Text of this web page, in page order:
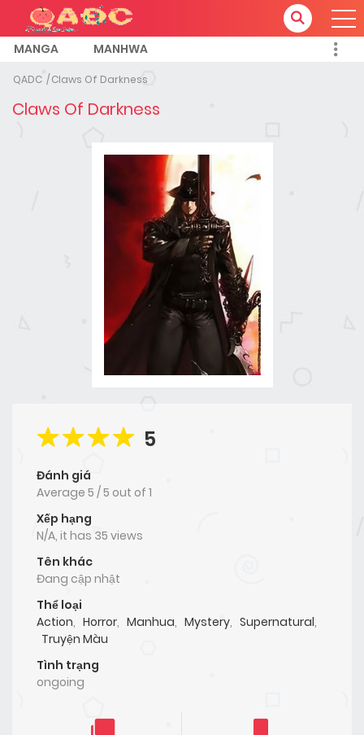
MANGA MANHWA
QADC Claws Of Darkness
Claws Of Darkness
5
Đánh giá
Average 5 /5 out of 1
Xếp hạng
N/A, it has 35 views
Tên khác
Đang cập nhật
Thể loại
Action, Horror, Manhua, Mystery, Supernatural,
Truyện Màu
Tình trạng
ongoing